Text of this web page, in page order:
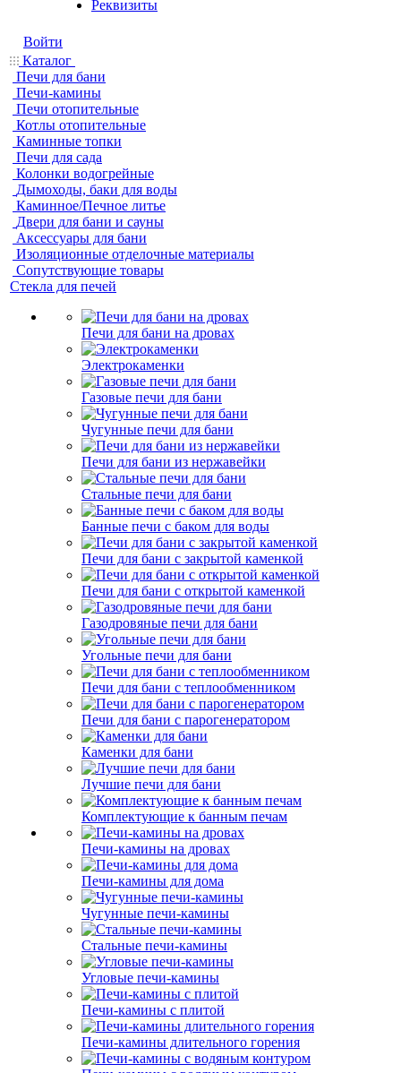
Реквизиты
Войти
Каталог
Печи для бани
Печи-камины
Печи отопительные
Котлы отопительные
Каминные топки
Печи для сада
Колонки водогрейные
Дымоходы, баки для воды
Каминное/Печное литье
Двери для бани и сауны
Аксессуары для бани
Изоляционные отделочные материалы
Сопутствующие товары
Стекла для печей
Печи для бани на дровах
Электрокаменки
Газовые печи для бани
Чугунные печи для бани
Печи для бани из нержавейки
Стальные печи для бани
Банные печи с баком для воды
Печи для бани с закрытой каменкой
Печи для бани с открытой каменкой
Газодровяные печи для бани
Угольные печи для бани
Печи для бани с теплообменником
Печи для бани с парогенератором
Каменки для бани
Лучшие печи для бани
Комплектующие к банным печам
Печи-камины на дровах
Печи-камины для дома
Чугунные печи-камины
Стальные печи-камины
Угловые печи-камины
Печи-камины с плитой
Печи-камины длительного горения